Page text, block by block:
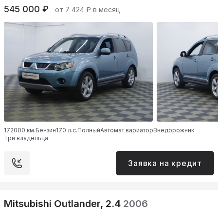
545 000 ₽ от 7 424 ₽ в месяц
172000 км.Бензин170 л.с.ПолныйАвтомат вариаторВнедорожник
Три владельца
Заявка на кредит
Mitsubishi Outlander, 2.4 2006